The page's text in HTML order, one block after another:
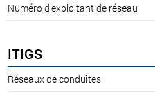
Numéro d’exploitant de réseau
ITIGS
Réseaux de conduites